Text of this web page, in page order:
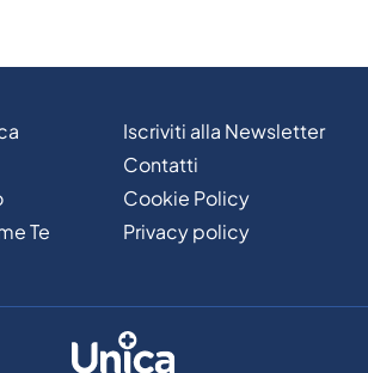
Te
Iscriviti alla Newsletter
Contatti
Cookie Policy
Privacy policy